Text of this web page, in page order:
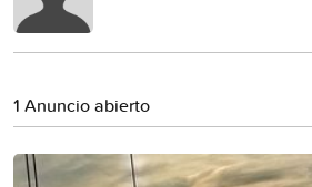
1 Anuncio abierto